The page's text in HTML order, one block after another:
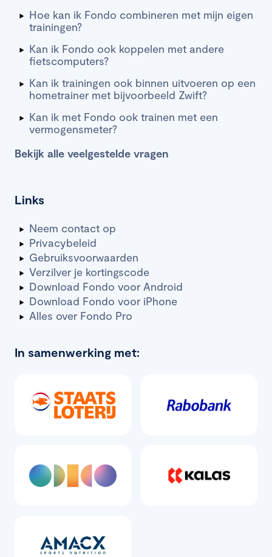
Links
Neem contact op
Privacybeleid
Gebruiksvoorwaarden
Verzilver je kortingscode
Download Fondo voor Android
Download Fondo voor iPhone
Alles over Fondo Pro
Hoe kan ik Fondo combineren met mijn eigen
trainingen?
Kan ik Fondo ook koppelen met andere
fietscomputers?
Kan ik trainingen ook binnen uitvoeren op een
hometrainer met bijvoorbeeld Zwift?
Kan ik met Fondo ook trainen met een
vermogensmeter?
Bekijk alle veelgestelde vragen
In samenwerking met: